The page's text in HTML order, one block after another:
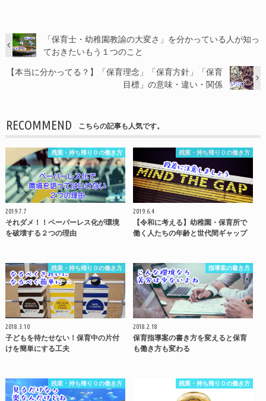
「保育士・幼稚園教諭の大変さ」を分かっている人が知っ
ておきたいもう１つのこと
【本当に分かってる？】「保育理念」「保育方針」「保育
目標」の意味・違い・関係
RECOMMEND こちらの記事も人気です。
残業・持ち帰り０の働き方
2019.7.7
それダメ！！ペーパーレス化が環境
を破壊する２つの理由
残業・持ち帰り０の働き方
2019.6.4
【令和に考える】幼稚園・保育所で
働く人たちの年齢と世代間ギャップ
残業・持ち帰り０の働き方
2018.3.10
子どもを待たせない！保育中の片付
けを簡単にする工夫
指導案の書き方
2018.2.18
保育指導案の書き方を変えると保育
も働き方も変わる
残業・持ち帰り０の働き方 残業・持ち帰り０の働き方